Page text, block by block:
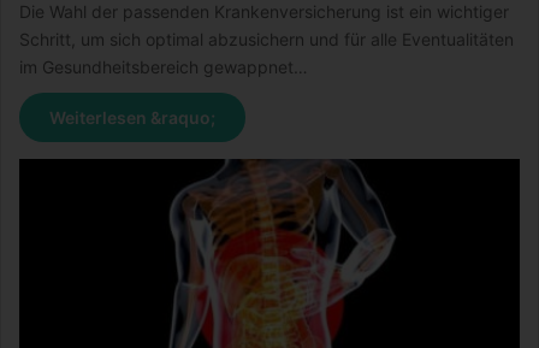
Die Wahl der passenden Krankenversicherung ist ein wichtiger
Schritt, um sich optimal abzusichern und für alle Eventualitäten
im Gesundheitsbereich gewappnet…
Weiterlesen &raquo;